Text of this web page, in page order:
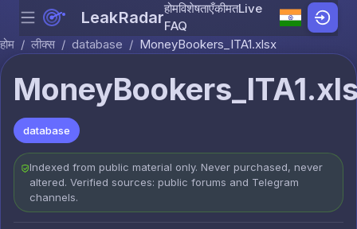
Skip to content
Menu LeakRadarहोमविशेषताएँकीमतLive
FAQ
होम / लीक्स / database / MoneyBookers_ITA1.xlsx
database
Indexed from public material only. Never purchased, never
altered. Verified sources: public forums and Telegram
channels.